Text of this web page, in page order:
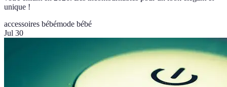
unique !
accessoires bébémode bébé
Jul 30